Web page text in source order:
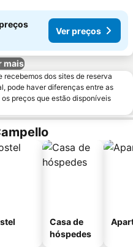
Ver preços
mais
recebemos dos sites de reserva
pode haver diferenças entre as
preços que estão disponíveis
Casa de
hóspedes